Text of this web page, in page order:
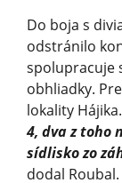
Do boja s
odstránilo
spolupracuje
obhliadky.
lokality Hájika.
4, dva z toho
sídlisko zo
dodal Roubal.